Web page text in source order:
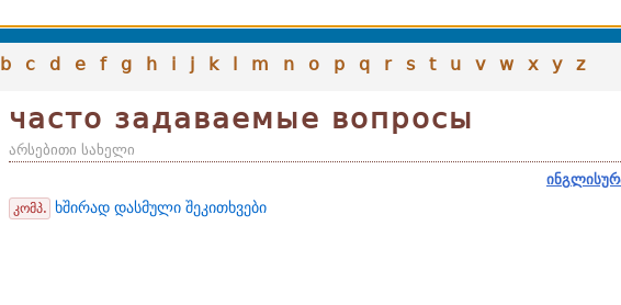
b c d e f g h i j k l m n o p q r s t u v w x y z
часто задаваемые вопросы
არსებითი სახელი
კომპ. ხშირად დასმული შეკითხვები